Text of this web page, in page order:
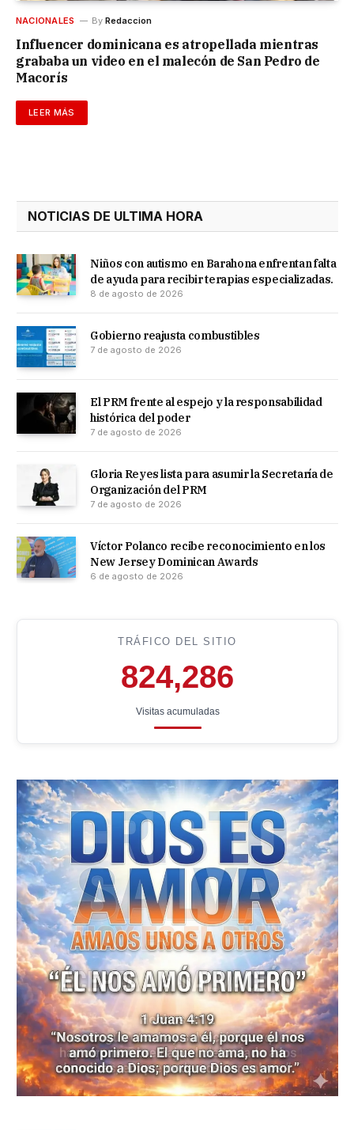
NACIONALES By Redaccion
Influencer dominicana es atropellada mientras
grababa un video en el malecón de San Pedro de
Macorís
LEER MÁS
NOTICIAS DE ULTIMA HORA
Niños con autismo en Barahona enfrentan falta
de ayuda para recibir terapias especializadas.
8 de agosto de 2026
Gobierno reajusta combustibles
7 de agosto de 2026
El PRM frente al espejo y la responsabilidad
histórica del poder
7 de agosto de 2026
Gloria Reyes lista para asumir la Secretaría de
Organización del PRM
7 de agosto de 2026
Víctor Polanco recibe reconocimiento en los
New Jersey Dominican Awards
6 de agosto de 2026
TRÁFICO DEL SITIO
824,286
Visitas acumuladas